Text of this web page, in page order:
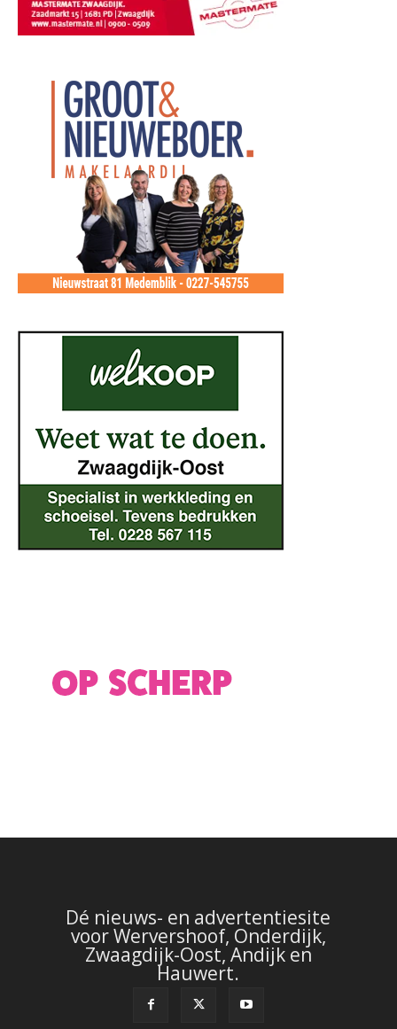
Dé nieuws- en advertentiesite
voor Wervershoof, Onderdijk,
Zwaagdijk-Oost, Andijk en
Hauwert.